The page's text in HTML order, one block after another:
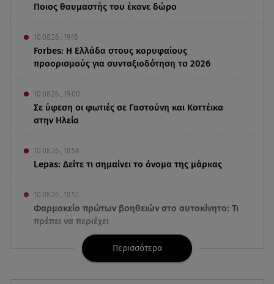
Ποιος θαυμαστής του έκανε δώρο
10.08.26 , 19:18
Forbes: Η Ελλάδα στους κορυφαίους
προορισμούς για συνταξιοδότηση το 2026
10.08.26 , 19:00
Σε ύφεση οι φωτιές σε Γαστούνη και Κοττέικα
στην Ηλεία
10.08.26 , 18:58
Lepas: Δείτε τι σημαίνει το όνομα της μάρκας
10.08.26 , 18:52
Φαρμακείο πρώτων βοηθειών στο αυτοκίνητο: Τι
πρέπει να περιέχει
10.08.26 , 18:45
Διάσημη ηθοποιός υποδέχθηκε το πρώτο της
παιδί στα 42 της χρόνια
Περισσότερα